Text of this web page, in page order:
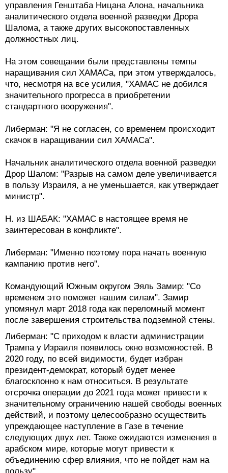
управления Генштаба Ницана Алона, начальника
аналитического отдела военной разведки Дрора
Шалома, а также других высокопоставленных
должностных лиц.
На этом совещании были представлены темпы
наращивания сил ХАМАСа, при этом утверждалось,
что, несмотря на все усилия, "ХАМАС не добился
значительного прогресса в приобретении
стандартного вооружения".
Либерман: "Я не согласен, со временем происходит
скачок в наращивании сил ХАМАСа".
Начальник аналитического отдела военной разведки
Дрор Шалом: "Разрыв на самом деле увеличивается
в пользу Израиля, а не уменьшается, как утверждает
министр".
Н. из ШАБАК: "ХАМАС в настоящее время не
заинтересован в конфликте".
Либерман: "Именно поэтому пора начать военную
кампанию против него".
Командующий Южным округом Эяль Замир: "Со
временем это поможет нашим силам". Замир
упомянул март 2018 года как переломный момент
после завершения строительства подземной стены.
Либерман: "С приходом к власти администрации
Трампа у Израиля появилось окно возможностей. В
2020 году, по всей видимости, будет избран
президент-демократ, который будет менее
благосклонно к нам относиться. В результате
отсрочка операции до 2021 года может привести к
значительному ограничению нашей свободы военных
действий, и поэтому целесообразно осуществить
упреждающее наступление в Газе в течение
следующих двух лет. Также ожидаются изменения в
арабском мире, которые могут привести к
объединению сфер влияния, что не пойдет нам на